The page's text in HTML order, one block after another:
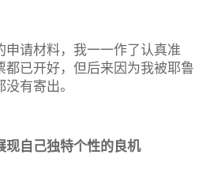
请材料，我一一作了认真准
已开好，但后来因为我被耶鲁
有寄出。
自己独特个性的良机